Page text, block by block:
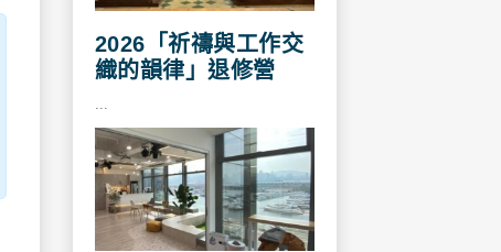
2026「祈禱與工作交
織的韻律」退修營